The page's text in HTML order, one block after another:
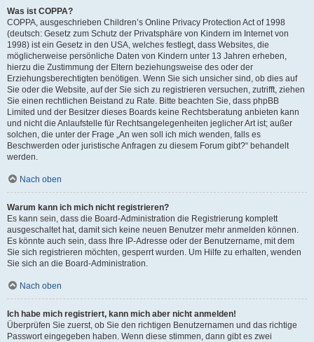
Was ist COPPA?
COPPA, ausgeschrieben Children’s Online Privacy Protection Act of 1998
(deutsch: Gesetz zum Schutz der Privatsphäre von Kindern im Internet von
1998) ist ein Gesetz in den USA, welches festlegt, dass Websites, die
möglicherweise persönliche Daten von Kindern unter 13 Jahren erheben,
hierzu die Zustimmung der Eltern beziehungsweise des oder der
Erziehungsberechtigten benötigen. Wenn Sie sich unsicher sind, ob dies auf
Sie oder die Website, auf der Sie sich zu registrieren versuchen, zutrifft, ziehen
Sie einen rechtlichen Beistand zu Rate. Bitte beachten Sie, dass phpBB
Limited und der Besitzer dieses Boards keine Rechtsberatung anbieten kann
und nicht die Anlaufstelle für Rechtsangelegenheiten jeglicher Art ist; außer
solchen, die unter der Frage „An wen soll ich mich wenden, falls es
Beschwerden oder juristische Anfragen zu diesem Forum gibt?“ behandelt
werden.
Nach oben
Warum kann ich mich nicht registrieren?
Es kann sein, dass die Board-Administration die Registrierung komplett
ausgeschaltet hat, damit sich keine neuen Benutzer mehr anmelden können.
Es könnte auch sein, dass Ihre IP-Adresse oder der Benutzername, mit dem
Sie sich registrieren möchten, gesperrt wurden. Um Hilfe zu erhalten, wenden
Sie sich an die Board-Administration.
Nach oben
Ich habe mich registriert, kann mich aber nicht anmelden!
Überprüfen Sie zuerst, ob Sie den richtigen Benutzernamen und das richtige
Passwort eingegeben haben. Wenn diese stimmen, dann gibt es zwei